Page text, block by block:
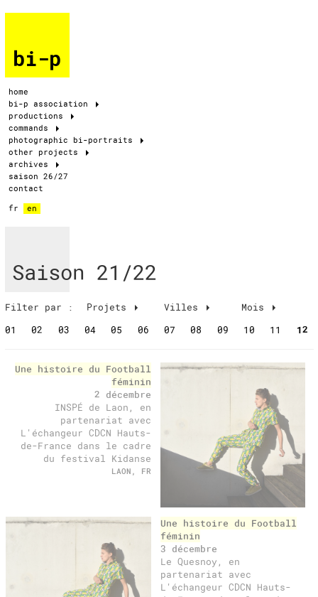
bi-p
home
bi-p association
productions
commands
photographic bi-portraits
other projects
archives
saison 26/27
contact
fr
en
Saison 21/22
Filter par : Projets Villes Mois
01 02 03 04 05 06 07 08 09 10 11 12
past
Une histoire du Football
féminin
2 décembre
INSPÉ de Laon, en
partenariat avec
L'échangeur CDCN Hauts-
de-France dans le cadre
du festival Kidanse
LAON, FR
Une histoire du Football
féminin
3 décembre
Le Quesnoy, en
partenariat avec
L'échangeur CDCN Hauts-